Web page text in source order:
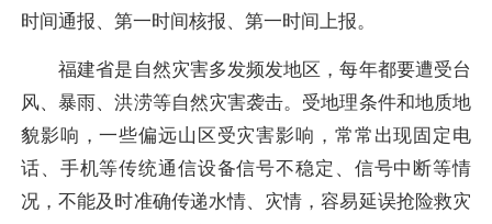
时间通报、第一时间核报、第一时间上报。
福建省是自然灾害多发频发地区，每年都要遭受台
风、暴雨、洪涝等自然灾害袭击。受地理条件和地质地
貌影响，一些偏远山区受灾害影响，常常出现固定电
话、手机等传统通信设备信号不稳定、信号中断等情
况，不能及时准确传递水情、灾情，容易延误抢险救灾